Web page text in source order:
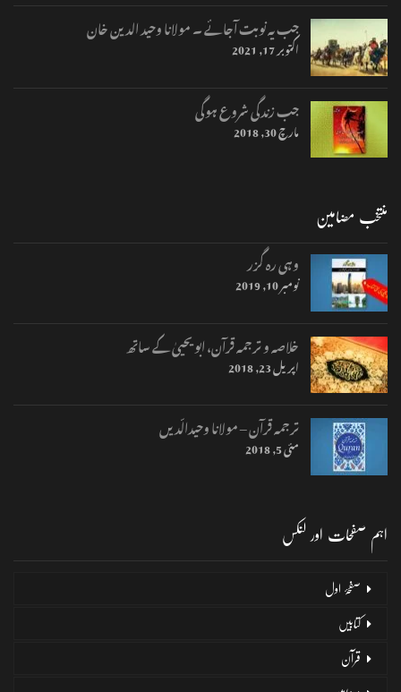
جب یہ نوبت آجائے ۔ مولانا وحید الدین خان
اکتوبر 17, 2021
جب زندگی شروع ہوگی
مارچ 30, 2018
منتخب مضامین
وہی رہ گزر
نومبر 10, 2019
خلاصہ و ترجمہ قرآن، ابو یحییٰ کے ساتھ
اپریل 23, 2018
ترجمہ قرآن – مولانا وحیدالّدیں
مئی 5, 2018
اہم صفحات اور لنکس
صفحۂ اول
کتابیں
قرآن